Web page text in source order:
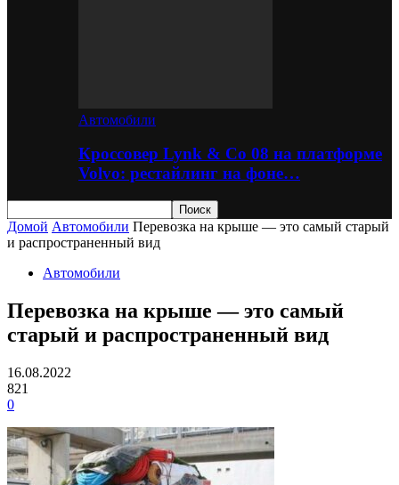
Автомобили
Кроссовер Lynk & Co 08 на платформе
Volvo: рестайлинг на фоне…
Домой Автомобили Перевозка на крыше — это самый старый
и распространенный вид
Автомобили
Перевозка на крыше — это самый
старый и распространенный вид
16.08.2022
821
0